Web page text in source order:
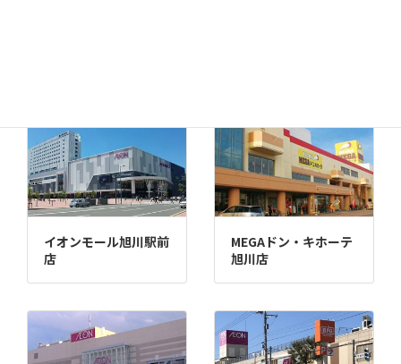
イオンモール旭川駅前
店
MEGAドン・キホーテ
旭川店